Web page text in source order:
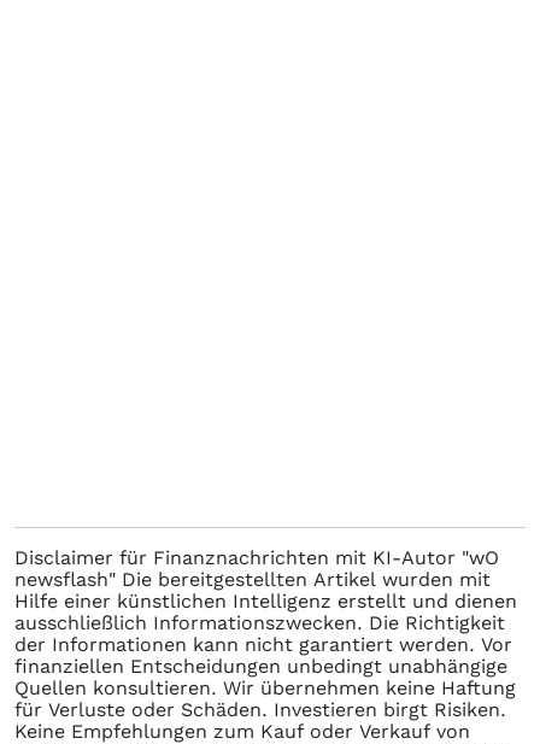
Disclaimer für Finanznachrichten mit KI-Autor "wO
newsflash" Die bereitgestellten Artikel wurden mit
Hilfe einer künstlichen Intelligenz erstellt und dienen
ausschließlich Informationszwecken. Die Richtigkeit
der Informationen kann nicht garantiert werden. Vor
finanziellen Entscheidungen unbedingt unabhängige
Quellen konsultieren. Wir übernehmen keine Haftung
für Verluste oder Schäden. Investieren birgt Risiken.
Keine Empfehlungen zum Kauf oder Verkauf von